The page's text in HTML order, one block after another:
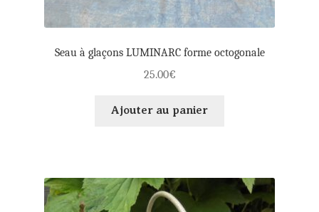
Seau à glaçons LUMINARC forme octogonale
25.00€
Ajouter au panier